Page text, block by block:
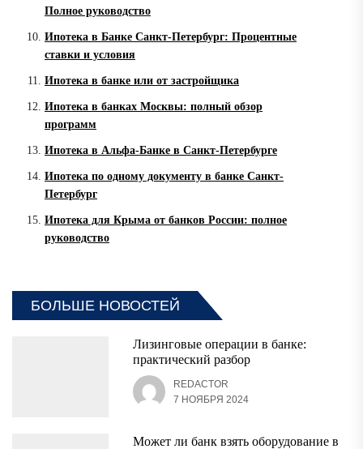
Полное руководство
Ипотека в Банке Санкт-Петербург: Процентные
ставки и условия
Ипотека в банке или от застройщика
Ипотека в банках Москвы: полный обзор
программ
Ипотека в Альфа-Банке в Санкт-Петербурге
Ипотека по одному документу в банке Санкт-
Петербург
Ипотека для Крыма от банков России: полное
руководство
БОЛЬШЕ НОВОСТЕЙ
Лизинговые операции в банке:
практический разбор
REDACTOR
7 НОЯБРЯ 2024
Может ли банк взять оборудование в